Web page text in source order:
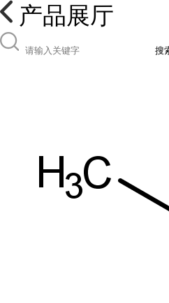
产品展厅
搜